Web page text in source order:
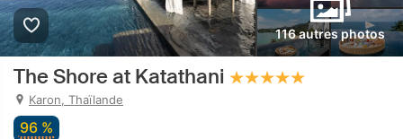
116 autres photos
The Shore at Katathani
Karon, Thaïlande
96 %